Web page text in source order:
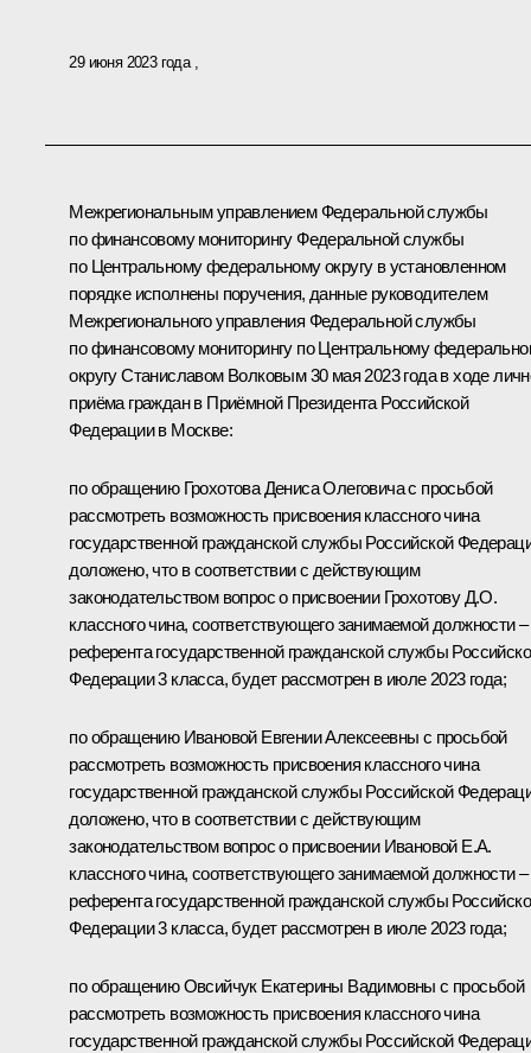
29 июня 2023 года
Межрегиональным управлением Федеральной службы
по финансовому мониторингу Федеральной службы
по Центральному федеральному округу в установленном
порядке исполнены поручения, данные руководителем
Межрегионального управления Федеральной службы
по финансовому мониторингу по Центральному
округу Станиславом Волковым 30 мая 2023 года в ходе
приёма граждан в Приёмной Президента Российской
Федерации в Москве:
по обращению Грохотова Дениса Олеговича с просьбой
рассмотреть возможность присвоения классного чина
государственной гражданской службы Российской
доложено, что в соответствии с действующим
законодательством вопрос о присвоении Грохотову Д.О.
классного чина, соответствующего занимаемой должности –
референта государственной гражданской службы
Федерации 3 класса, будет рассмотрен в июле 2023 года;
по обращению Ивановой Евгении Алексеевны с просьбой
рассмотреть возможность присвоения классного чина
государственной гражданской службы Российской
доложено, что в соответствии с действующим
законодательством вопрос о присвоении Ивановой Е.А.
классного чина, соответствующего занимаемой должности –
референта государственной гражданской службы
Федерации 3 класса, будет рассмотрен в июле 2023 года;
по обращению Овсийчук Екатерины Вадимовны с просьбой
рассмотреть возможность присвоения классного чина
государственной гражданской службы Российской